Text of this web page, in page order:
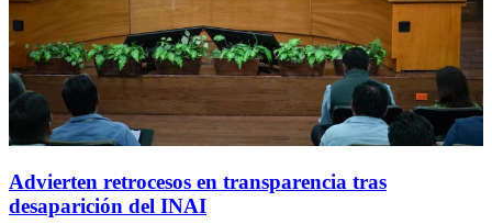
Advierten retrocesos en transparencia tras
desaparición del INAI